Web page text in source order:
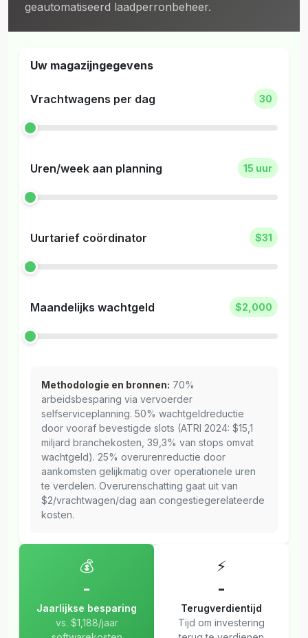
geautomatiseerd laadperronbeheer.
Uw magazijngegevens
Vrachtwagens per dag 30
Uren/week aan planning 15 uur
Uurtarief coördinator $31
Maandelijks wachtgeld $2,000
Methodologie en bronnen: 70%
arbeidsbesparing via vervoerder
selfserviceplanning. 50% wachtgeldreductie
door vooraf bevestigde slots (ATRI 2024: $15,1
miljard branchekosten, 39,3% van stops omvat
wachtgeld). 25% overurenreductie door
aankomsten gelijkmatig over operationele uren
te verdelen. Overurenschatting gaat uit van
$2/vrachtwagen/dag aan congestiegerelateerde
kosten.
💰
-
Jaarlijkse besparing
vs. $1,188/jaar
⚡
-
Terugverdientijd
Tijd om investering